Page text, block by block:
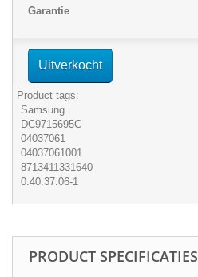
Garantie
Uitverkocht
Product tags:
Samsung
DC9715695C
04037061
04037061001
8713411331640
0.40.37.06-1
PRODUCT SPECIFICATIES